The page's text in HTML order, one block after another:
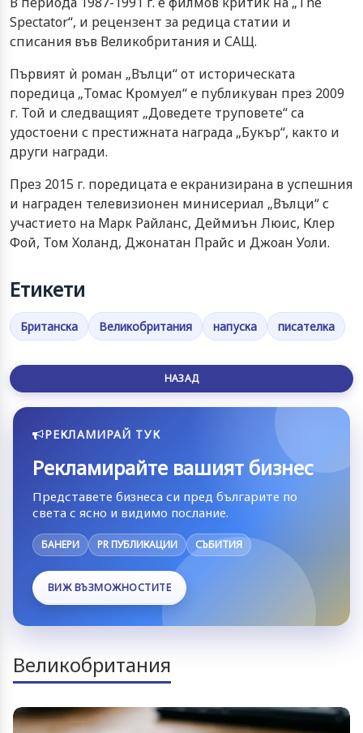
Spectator“, и рецензент за редица статии и
списания във Великобритания и САЩ.
Първият ѝ роман „Вълци“ от историческата
поредица „Томас Кромуел“ е публикуван през 2009
г. Той и следващият „Доведете труповете“ са
удостоени с престижната награда „Букър“, както и
други награди.
През 2015 г. поредицата е екранизирана в успешния
и награден телевизионен минисериал „Вълци“ с
участието на Марк Райланс, Деймиън Люис, Клер
Фой, Том Холанд, Джонатан Прайс и Джоан Уоли.
Етикети
Британска Великобритания напуска писателка
НАЗАД
РЕКЛАМИРАЙ ТУК
Рекламирайте вашият бизнес
Представете бизнеса си пред българите по
света с ясно и видимо послание.
БАНЕРИ PR ПУБЛИКАЦИИ СЪБИТИЯ
ВИЖ ВЪЗМОЖНОСТИТЕ
Великобритания